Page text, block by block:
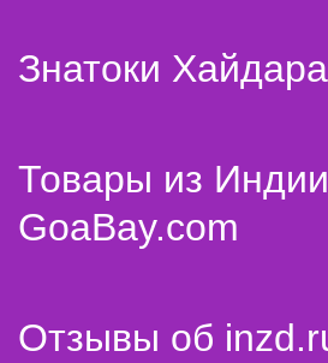
Знатоки
Товары из
GoaBay.com
Отзывы об